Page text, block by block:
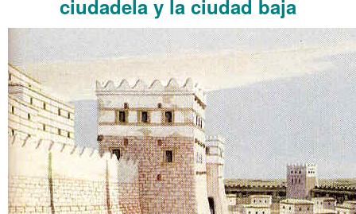
ciudadela y la ciudad baja